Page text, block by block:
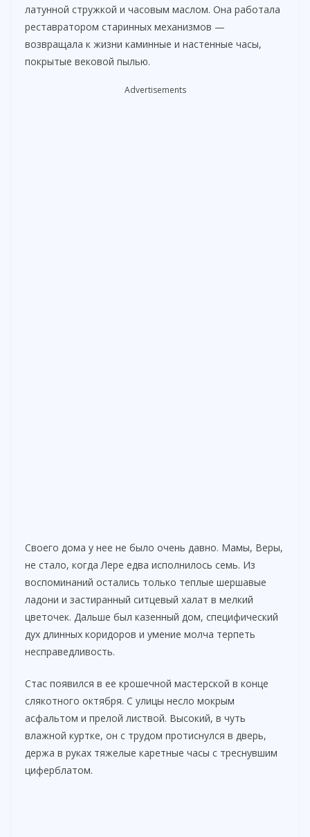
латунной стружкой и часовым маслом. Она работала
реставратором старинных механизмов —
возвращала к жизни каминные и настенные часы,
покрытые вековой пылью.
Advertisements
Своего дома у нее не было очень давно. Мамы, Веры,
не стало, когда Лере едва исполнилось семь. Из
воспоминаний остались только теплые шершавые
ладони и застиранный ситцевый халат в мелкий
цветочек. Дальше был казенный дом, специфический
дух длинных коридоров и умение молча терпеть
несправедливость.
Стас появился в ее крошечной мастерской в конце
слякотного октября. С улицы несло мокрым
асфальтом и прелой листвой. Высокий, в чуть
влажной куртке, он с трудом протиснулся в дверь,
держа в руках тяжелые каретные часы с треснувшим
циферблатом.